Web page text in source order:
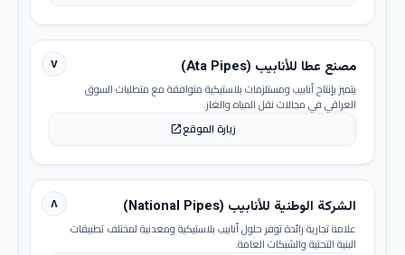
٧ مصنع عطا للأنابيب (Ata Pipes)
يتميز بإنتاج أنابيب ومستلزمات بلاستيكية متوافقة مع متطلبات السوق
العراقي في مجالات نقل المياه والغاز.
زيارة الموقعopen_in_new
٨ الشركة الوطنية للأنابيب (National Pipes)
علامة تجارية رائدة توفر حلول أنابيب بلاستيكية ومعدنية لمختلف تطبيقات
البنية التحتية والشبكات العامة.